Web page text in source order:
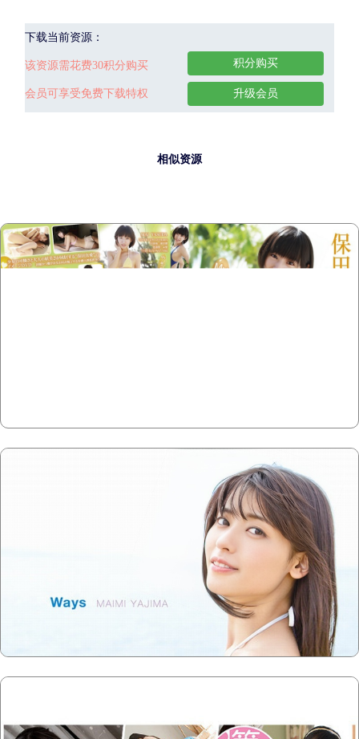
下载当前资源：
该资源需花费30积分购买
会员可享受免费下载特权
积分购买
升级会员
相似资源